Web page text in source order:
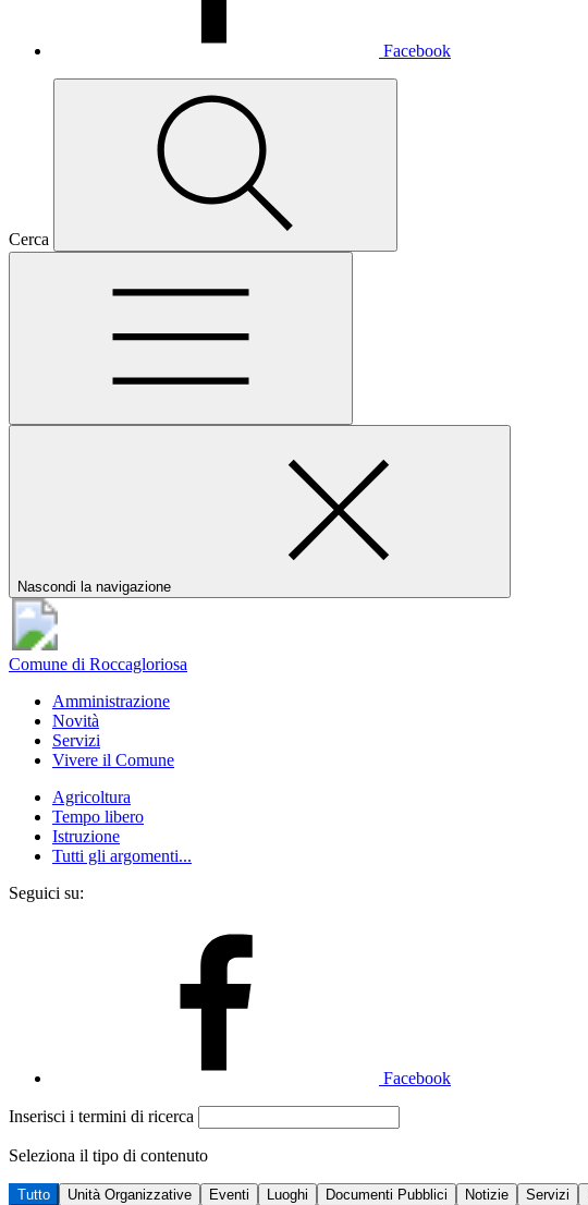
Facebook
Cerca
Nascondi la navigazione
Comune di Roccagloriosa
Amministrazione
Novità
Servizi
Vivere il Comune
Agricoltura
Tempo libero
Istruzione
Tutti gli argomenti...
Seguici su:
Facebook
Inserisci i termini di ricerca
Seleziona il tipo di contenuto
Tutto Unità Organizzative Eventi Luoghi Documenti Pubblici Notizie Servizi